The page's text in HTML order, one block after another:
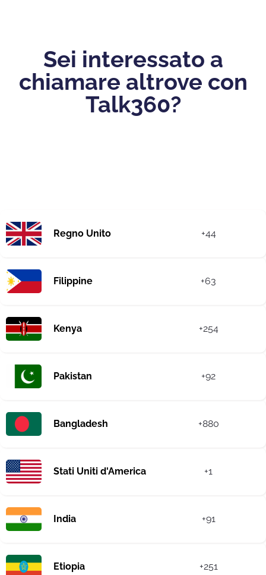
Sei interessato a
chiamare altrove con
Talk360?
Regno Unito +44
Filippine +63
Kenya +254
Pakistan +92
Bangladesh +880
Stati Uniti d'America +1
India +91
Etiopia +251